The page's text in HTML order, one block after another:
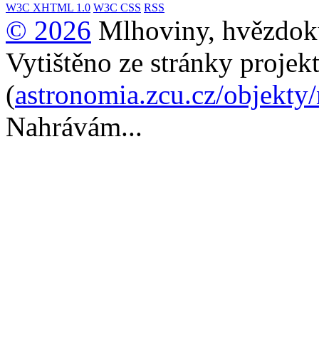
W3C XHTML 1.0 W3C CSS RSS
© 2026 Mlhoviny,
Vytištěno ze stránky
(astronomia.zcu.cz/
Nahrávám...